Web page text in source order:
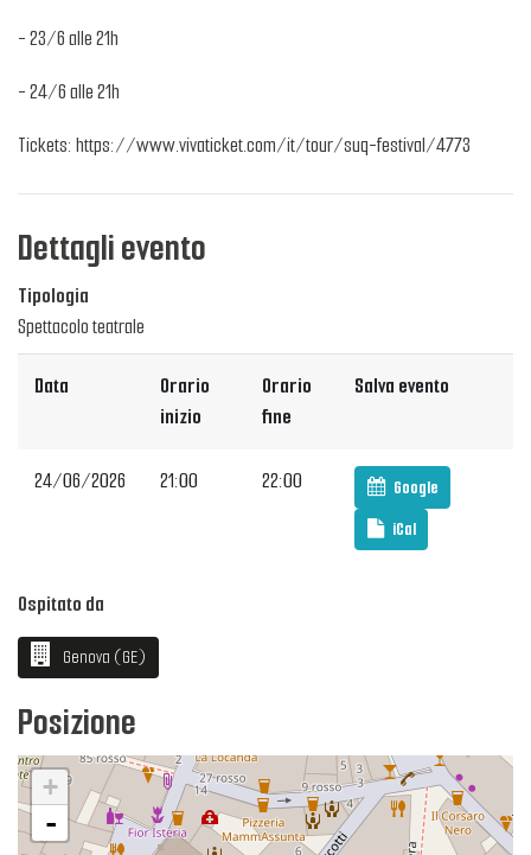
- 23/6 alle 21h
- 24/6 alle 21h
Tickets: https://www.vivaticket.com/it/tour/suq-festival/4773
Dettagli evento
Tipologia
Spettacolo teatrale
Data
Orario
inizio
Orario
fine
Salva evento
24/06/2026 21:00 22:00
Google
iCal
Ospitato da
Genova (GE)
Posizione
+
-